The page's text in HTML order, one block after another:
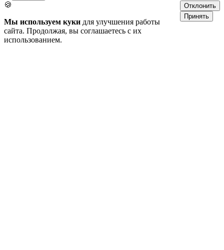
🍪
Мы используем куки для улучшения работы
сайта. Продолжая, вы соглашаетесь с их
использованием.
Отклонить
Принять